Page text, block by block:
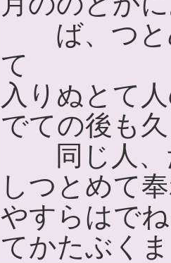
ば、つと
て
入りぬとて
でての後も
同じ人、
しつとめて
やすらはで
てかたぶく